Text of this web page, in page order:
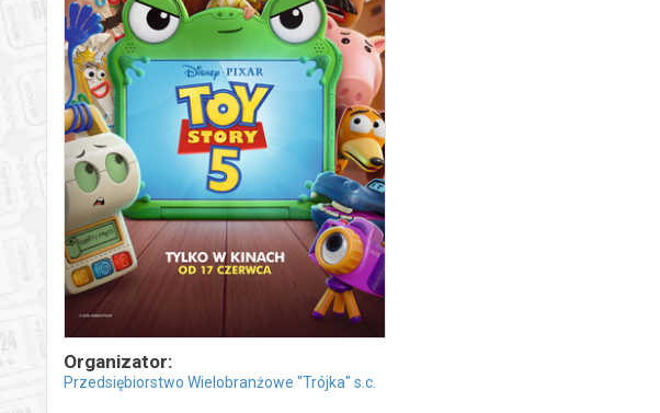
Organizator:
Przedsiębiorstwo Wielobranżowe "Trójka" s.c.